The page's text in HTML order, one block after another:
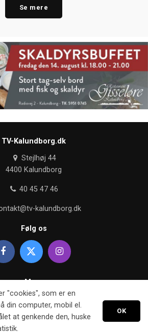
Se mere
TV-Kalundborg.dk
Stejlhøj 44
4400 Kalundborg
40 45 47 46
kalundborg.dk
Følg os
Mere
Om TV kalundborg
Retningslinier
"cookies", som er en
din computer, mobil el.
at genkende den, huske
OK